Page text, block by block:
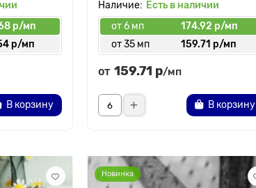
р/мп
р/мп
В корзину
Есть в наличии
от 6 мп
174.92 р/мп
от 35 мп
159.71 р/мп
от 159.71 р/мп
В корзину
Новинка